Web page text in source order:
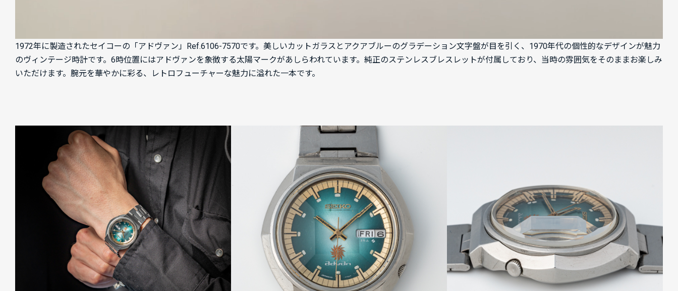
1972年に製造されたセイコーの「アドヴァン」Ref.6106-7570です。美しいカットガラスとアクアブルーのグラデーション文字盤が目を引く、1970年代の個性的なデザインが魅力
のヴィンテージ時計です。6時位置にはアドヴァンを象徴する太陽マークがあしらわれています。純正のステンレスブレスレットが付属しており、当時の雰囲気をそのままお楽しみ
いただけます。腕元を華やかに彩る、レトロフューチャーな魅力に溢れた一本です。